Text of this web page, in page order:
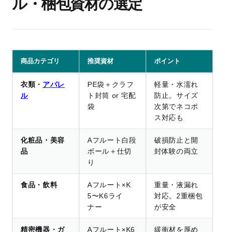
ル・梱包資材の選定
商品カテゴリ 推奨資材 ポイント
衣類・ アパレ
ル
PE袋＋クラフ
ト封筒 or 宅配
袋
軽量・水濡れ
防止。サイズ
次第でネコポ
ス対応も
化粧品・美容
品
Aフルート白段
ボール＋仕切
り
破損防止と開
封体験の両立
食品・飲料
Aフルート×K
5〜K6ライ
ナー
重量・液漏れ
対応。2重梱包
が安全
精密機器・ガ Aフルート×K6 緩衝材を厚め